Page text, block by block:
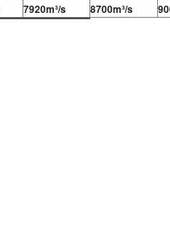
7920m³/s 8700m³/s